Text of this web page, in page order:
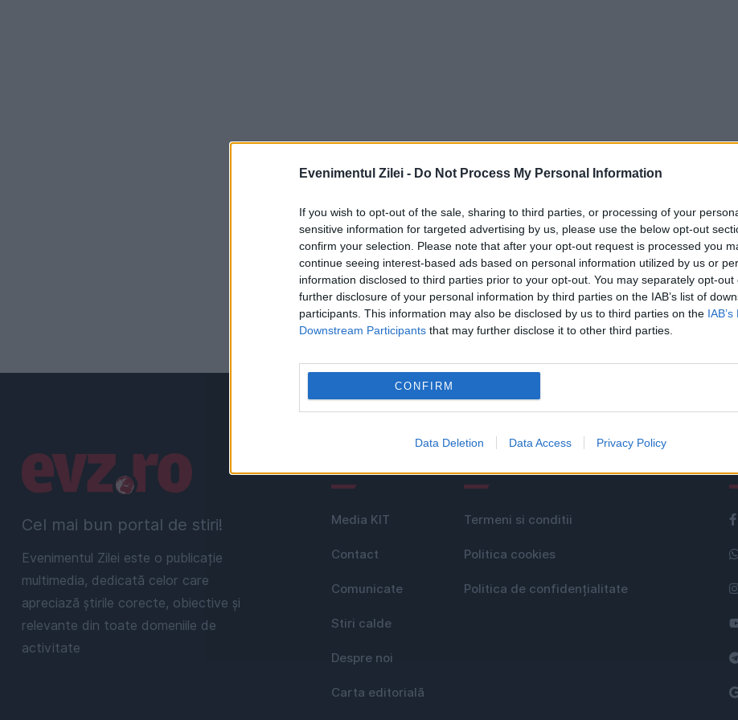
Evenimentul Zilei - Do Not Process My Personal Information
If you wish to opt-out of the sale, sharing to third parties, or processing of your
sensitive information for targeted advertising by us, please use the below opt-out
confirm your selection. Please note that after your opt-out request is processed you
continue seeing interest-based ads based on personal information utilized by us or
information disclosed to third parties prior to your opt-out. You may separately opt-out
further disclosure of your personal information by third parties on the IAB’s list of
participants. This information may also be disclosed by us to third parties on the
Downstream Participants that may further disclose it to other third parties.
CONFIRM
Data Deletion Data Access Privacy Policy
Cel mai bun portal de stiri!
Evenimentul Zilei este o publicație
multimedia, dedicată celor care
apreciază știrile corecte, obiective și
relevante din toate domeniile de
activitate
Linkuri utile
Media KIT
Contact
Comunicate
Stiri calde
Despre noi
Carta editorială
Termeni si conditii
Politica cookies
Politica de confidențialitate